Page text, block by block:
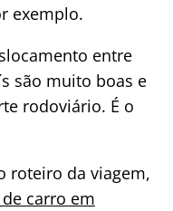
exemplo.
entre
são muito boas e
rodoviário. É o
roteiro da viagem,
carro em